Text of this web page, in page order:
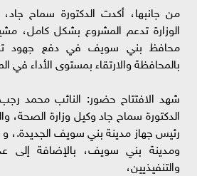
من جانبها، أكدت الدكتورة سماح
الوزارة تدعم المشروع بشكل كامل،
محافظ بني سويف في دفع جهود
بالمحافظة والارتقاء بمستوى الأداء في
شهد الافتتاح حضور: النائب محمد
الدكتورة سماح جاد وكيل وزارة الصحة،
رئيس جهاز مدينة بني سويف
ومدينة بني سويف، بالإضافة إلى
والتنفيذيين،